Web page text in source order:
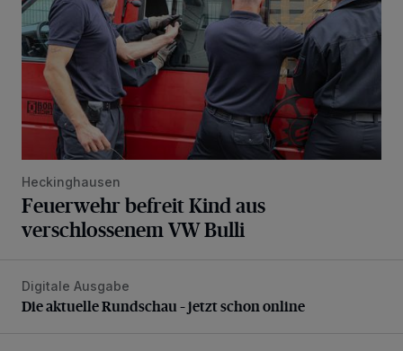
Heckinghausen
Feuerwehr befreit Kind aus
verschlossenem VW Bulli
Die aktuelle Rundschau – jetzt schon online
Digitale Ausgabe
Die aktuelle Rundschau – jetzt schon online